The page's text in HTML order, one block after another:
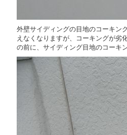
外壁サイディングの目地のコーキン
えなくなりますが、コーキングが劣
の前に、サイディング目地のコーキ